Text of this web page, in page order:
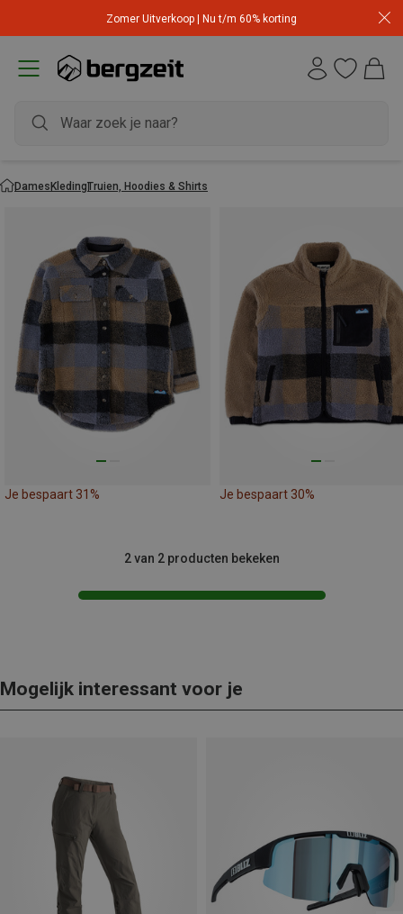
Zomer Uitverkoop | Nu t/m 60% korting
DamesKledingTruien, Hoodies & Shirts
Je bespaart 31% Je bespaart 30%
2 van 2 producten bekeken
Mogelijk interessant voor je